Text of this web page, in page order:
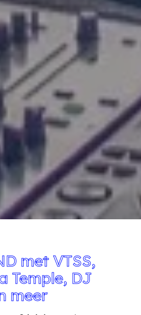
met VTSS,
Temple, DJ
meer